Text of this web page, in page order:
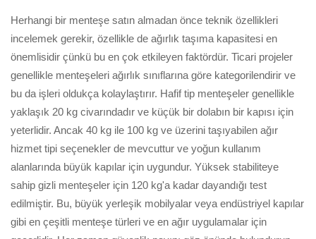
Herhangi bir menteşe satın almadan önce teknik özellikleri
incelemek gerekir, özellikle de ağırlık taşıma kapasitesi en
önemlisidir çünkü bu en çok etkileyen faktördür. Ticari projeler
genellikle menteşeleri ağırlık sınıflarına göre kategorilendirir ve
bu da işleri oldukça kolaylaştırır. Hafif tip menteşeler genellikle
yaklaşık 20 kg civarındadır ve küçük bir dolabın bir kapısı için
yeterlidir. Ancak 40 kg ile 100 kg ve üzerini taşıyabilen ağır
hizmet tipi seçenekler de mevcuttur ve yoğun kullanım
alanlarında büyük kapılar için uygundur. Yüksek stabiliteye
sahip gizli menteşeler için 120 kg'a kadar dayandığı test
edilmiştir. Bu, büyük yerleşik mobilyalar veya endüstriyel kapılar
gibi en çeşitli menteşe türleri ve en ağır uygulamalar için